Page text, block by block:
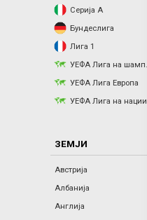
Серија А
Бундеслига
Лига 1
УЕФА Лига на шампиони
УЕФА Лига Европа
УЕФА Лига на нации
ЗЕМЈИ
Австрија
Албанија
Англија